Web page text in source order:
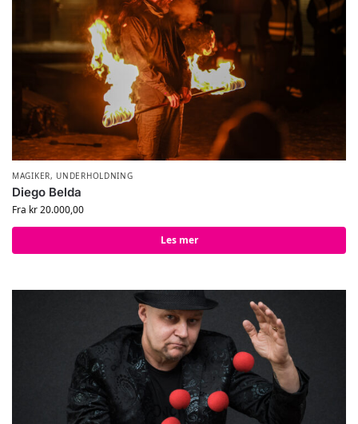
MAGIKER, UNDERHOLDNING
Diego Belda
Fra kr20.000,00
Les mer